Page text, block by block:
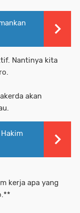
Nantinya kita
akan
kerja apa yang